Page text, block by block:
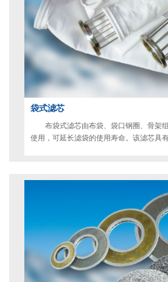
袋式滤芯
布袋式滤芯由布袋、袋口钢圈、骨架
使用，可延长滤袋的使用寿命。该滤芯具